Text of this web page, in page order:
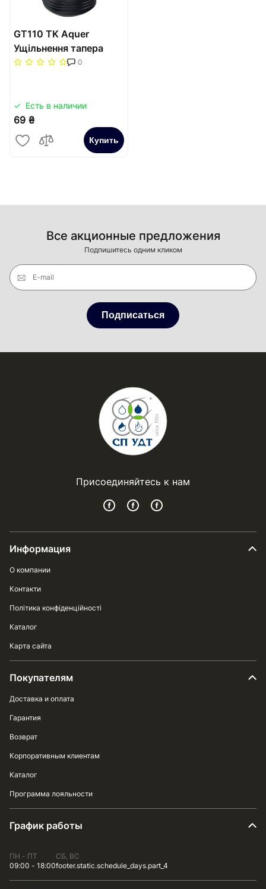
GT110 TK Aquer
Ущільнення тапера
D110
0
Есть в наличии
69 ₴
Купить
Все акционные предложения
Подпишитесь одним кликом
E-mail
Подписаться
Присоединяйтесь к нам
Информация
О компании
Контакти
Політика конфіденційності
Каталог
Карта сайта
Покупателям
Доставка и оплата
Гарантия
Возврат
Корпоративным клиентам
Каталог
Программа лояльности
График работы
ПН - ПТ
09:00 - 18:00
СБ, ВС
footer.static.schedule_days.part_4